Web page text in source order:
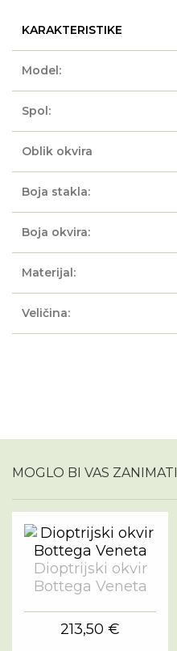
KARAKTERISTIKE
Model:
Spol:
Oblik okvira
Boja stakla:
Boja okvira:
Materijal:
Veličina:
MOGLO BI VAS ZANIMATI
Dioptrijski okvir
Bottega Veneta
213,50 €